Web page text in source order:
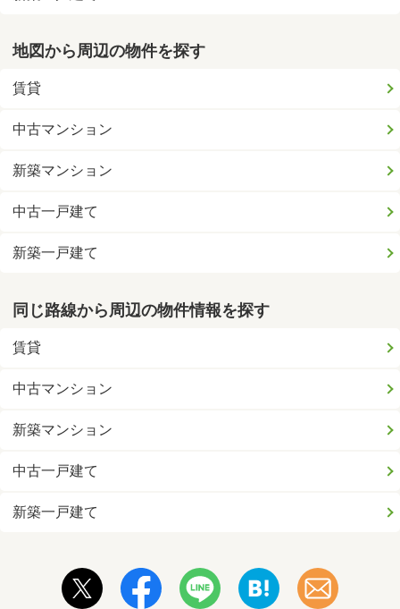
地図から周辺の物件を探す
賃貸
中古マンション
新築マンション
中古一戸建て
新築一戸建て
同じ路線から周辺の物件情報を探す
賃貸
中古マンション
新築マンション
中古一戸建て
新築一戸建て